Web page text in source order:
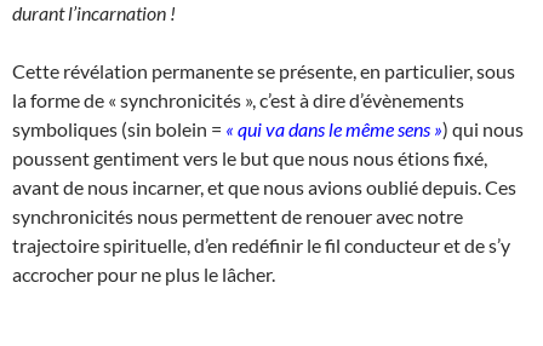
durant l’incarnation !
Cette révélation permanente se présente, en particulier, sous
la forme de « synchronicités », c’est à dire d’évènements
symboliques (sin bolein = « qui va dans le même sens ») qui nous
poussent gentiment vers le but que nous nous étions fixé,
avant de nous incarner, et que nous avions oublié depuis. Ces
synchronicités nous permettent de renouer avec notre
trajectoire spirituelle, d’en redéfinir le fil conducteur et de s’y
accrocher pour ne plus le lâcher.